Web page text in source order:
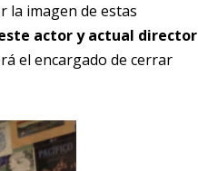
la imagen de estas
actor y actual director
el encargado de cerrar